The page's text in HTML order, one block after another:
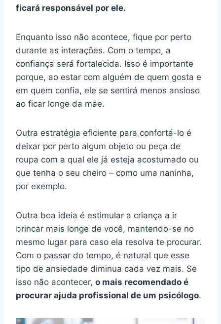
ficará responsável por ele.
Enquanto isso não acontece, fique por perto
durante as interações. Com o tempo, a
confiança será fortalecida. Isso é importante
porque, ao estar com alguém de quem gosta e
em quem confia, ele se sentirá menos ansioso
ao ficar longe da mãe.
Outra estratégia eficiente para confortá-lo é
deixar por perto algum objeto ou peça de
roupa com a qual ele já esteja acostumado ou
que tenha o seu cheiro – como uma naninha,
por exemplo.
Outra boa ideia é estimular a criança a ir
brincar mais longe de você, mantendo-se no
mesmo lugar para caso ela resolva te procurar.
Com o passar do tempo, é natural que esse
tipo de ansiedade diminua cada vez mais. Se
isso não acontecer, o mais recomendado é
procurar ajuda profissional de um psicólogo.